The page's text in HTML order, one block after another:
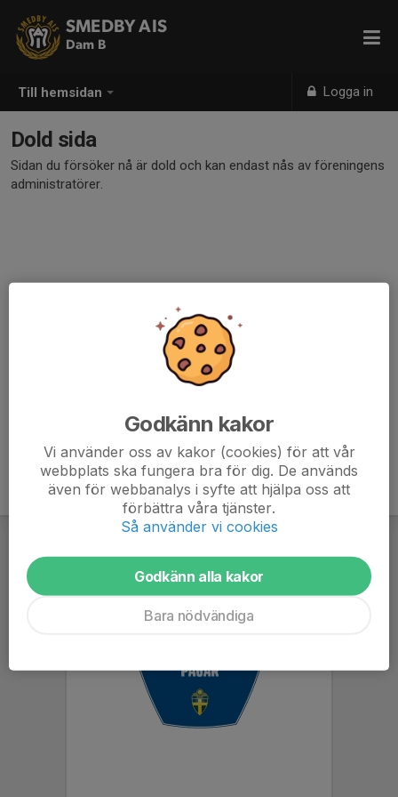
Till hemsidan Logga in
SMEDBY AIS
Dam B
Dold sida
Sidan du försöker nå är dold och kan endast nås av föreningens
administratörer.
Godkänn kakor
Vi använder oss av kakor (cookies) för att vår
webbplats ska fungera bra för dig. De används
även för webbanalys i syfte att hjälpa oss att
förbättra våra tjänster.
Så använder vi cookies
Godkänn alla kakor
Bara nödvändiga